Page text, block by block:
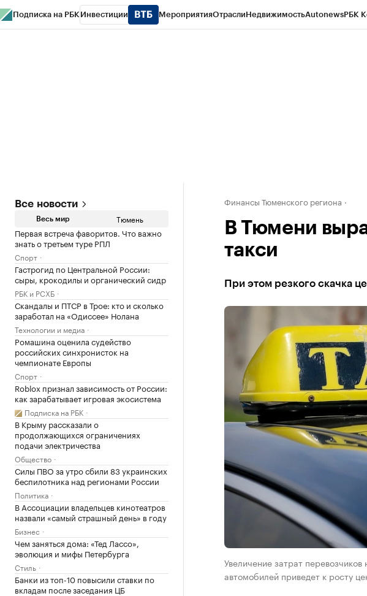
Подписка на РБК Инвестиции МероприятияОтраслиНедвижимостьAutonewsРБК
Все новости
Весь мир Тюмень
Первая встреча фаворитов. Что важно
знать о третьем туре РПЛ
Спорт
Гастрогид по Центральной России:
сыры, крокодилы и органический сидр
РБК и РСХБ
Скандалы и ПТСР в Трое: кто и сколько
заработал на «Одиссее» Нолана
Технологии и медиа
Ромашина оценила судейство
российских синхронисток на
чемпионате Европы
Спорт
Roblox признал зависимость от России:
как зарабатывает игровая экосистема
Подписка на РБК
В Крыму рассказали о
продолжающихся ограничениях
подачи электричества
Общество
Силы ПВО за утро сбили 83 украинских
беспилотника над регионами России
Политика
В Ассоциации владельцев кинотеатров
назвали «самый страшный день» в году
Бизнес
Чем заняться дома: «Тед Лассо»,
эволюция и мифы Петербурга
Стиль
Банки из топ-10 повысили ставки по
вкладам после заседания ЦБ
Финансы Тюменского региона
В Тюмени
такси
При этом резкого скачка
Увеличение зaтрaт
aвтомобилей приведет к росту